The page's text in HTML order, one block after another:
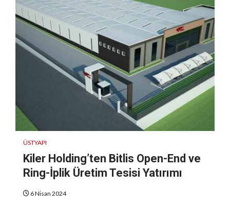
ÜSTYAPI
Kiler Holding’ten Bitlis Open-End ve
Ring-İplik Üretim Tesisi Yatırımı
6 Nisan 2024